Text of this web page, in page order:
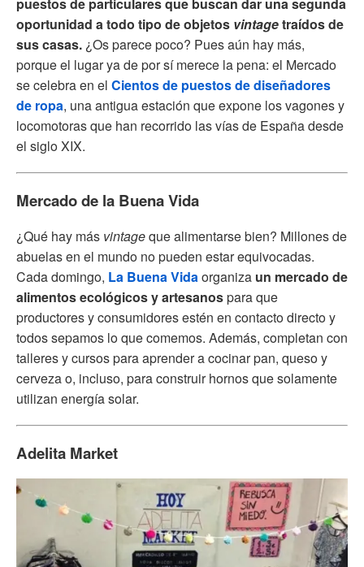
puestos de particulares que buscan dar una segunda
oportunidad a todo tipo de objetos vintagetraídos de
sus casas. ¿Os parece poco? Pues aún hay más,
porque el lugar ya de por sí merece la pena: el Mercado
se celebra en el Cientos de puestos de diseñadores
de ropa, una antigua estación que expone los vagones y
locomotoras que han recorrido las vías de España desde
el siglo XIX.
Mercado de la Buena Vida
¿Qué hay más vintageque alimentarse bien? Millones de
abuelas en el mundo no pueden estar equivocadas.
Cada domingo, La Buena Vidaorganiza un mercado de
alimentos ecológicos y artesanospara que
productores y consumidores estén en contacto directo y
todos sepamos lo que comemos. Además, completan con
talleres y cursos para aprender a cocinar pan, queso y
cerveza o, incluso, para construir hornos que solamente
utilizan energía solar.
Adelita Market